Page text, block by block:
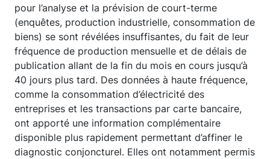
pour l’analyse et la prévision de court-terme
(enquêtes, production industrielle, consommation de
biens) se sont révélées insuffisantes, du fait de leur
fréquence de production mensuelle et de délais de
publication allant de la fin du mois en cours jusqu’à
40 jours plus tard. Des données à haute fréquence,
comme la consommation d’électricité des
entreprises et les transactions par carte bancaire,
ont apporté une information complémentaire
disponible plus rapidement permettant d’affiner le
diagnostic conjoncturel. Elles ont notamment permis